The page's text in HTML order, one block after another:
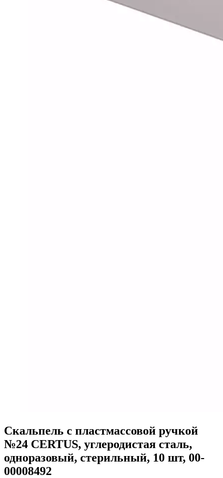
Скальпель с пластмассовой ручкой
№24 CERTUS, углеродистая сталь,
одноразовый, стерильный, 10 шт, 00-
00008492